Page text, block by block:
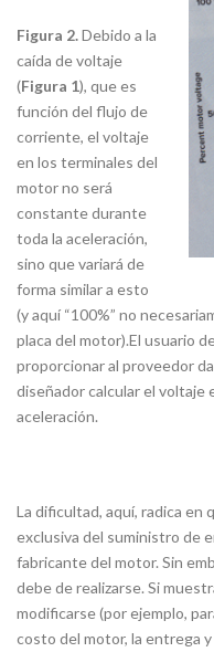
Figura 2.Debido a la
caída de voltaje
(Figura 1), que es
función del flujo de
corriente, el voltaje
en los terminales del
motor no será
constante durante
toda la aceleración,
sino que variará de
forma similar a esto
(y aquí “100%” no
placa del motor).El usuario
proporcionar al proveedor
diseñador calcular el voltaje
aceleración.
La dificultad, aquí, radica en
exclusiva del suministro de
fabricante del motor. Sin
debe de realizarse. Si
modificarse (por ejemplo,
costo del motor, la entrega